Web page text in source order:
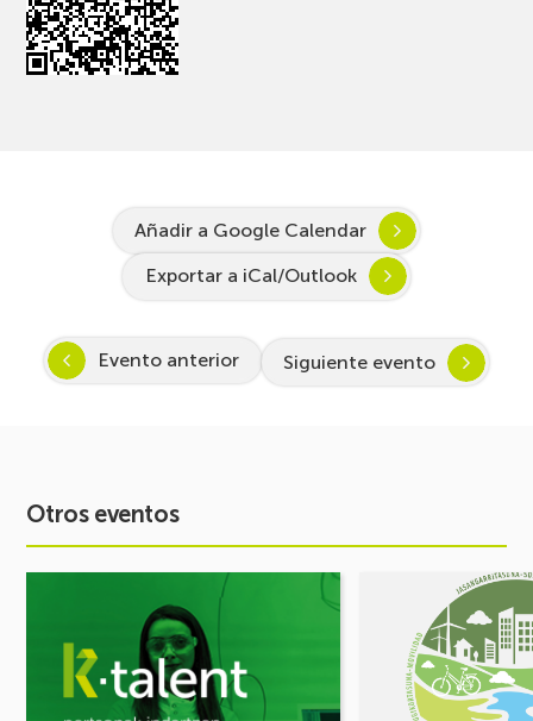
Añadir a Google Calendar
Exportar a iCal/Outlook
Evento anterior Siguiente evento
Otros eventos
STEAM
MOVILIDAD
¡Comparte